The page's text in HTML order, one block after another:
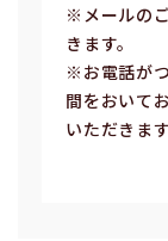
※メールの
きます。
※お電話が
間をおいて
いただきま